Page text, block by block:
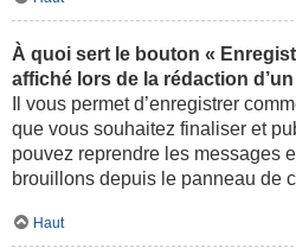
À quoi sert le bouton «
affiché lors de la rédaction
Il vous permet d’enregistrer
que vous souhaitez finaliser et
pouvez reprendre les messages
brouillons depuis le panneau de
Haut